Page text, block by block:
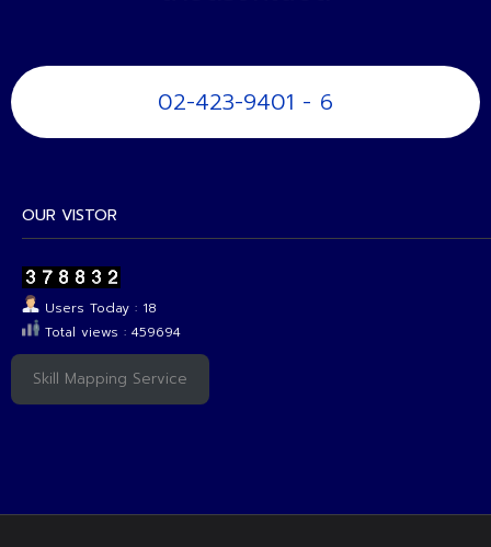
02-423-9401 - 6
OUR VISTOR
Users Today : 18
Total views : 459694
Skill Mapping Service